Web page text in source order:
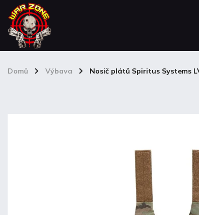
Domů / Výbava / Nosič plátů Spiritus Systems